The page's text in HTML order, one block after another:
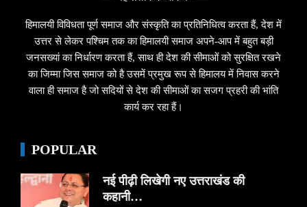
हिमालयी विविधता पूर्ण समाज और संस्कृति का प्रतिनिधित्व करता हैं, देश में
उत्तर से लेकर पश्चिम तक का हिमालयी समाज अपने-आप में बहुत बड़ी
जनसख्यां का निर्धारण करता हैं, साथ ही देश की सीमाओं को सुरक्षित रखने
का जिम्मा जिस समाज को है उसमें प्रमुख रूप से हिमालय में निवास करने
वाला ही समाज है जो सदियों से देश की सीमाओं का सजग प्रहरी की भांति
कार्य कर रहा हैं।
POPULAR
नई पीढ़ी लिखेगी नए उत्तराखंड की
कहानी…